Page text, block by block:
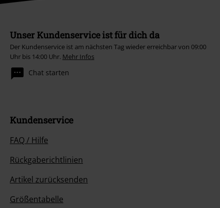
Unser Kundenservice ist für dich da
Der Kundenservice ist am nächsten Tag wieder erreichbar von 09:00
Uhr bis 14:00 Uhr. Mehr Infos
Chat starten
Kundenservice
FAQ / Hilfe
Rückgaberichtlinien
Artikel zurücksenden
Größentabelle